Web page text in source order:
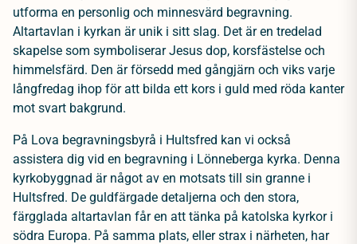
utforma en personlig och minnesvärd begravning.
Altartavlan i kyrkan är unik i sitt slag. Det är en tredelad
skapelse som symboliserar Jesus dop, korsfästelse och
himmelsfärd. Den är försedd med gångjärn och viks varje
långfredag ihop för att bilda ett kors i guld med röda kanter
mot svart bakgrund.
På Lova begravningsbyrå i Hultsfred kan vi också
assistera dig vid en begravning i Lönneberga kyrka. Denna
kyrkobyggnad är något av en motsats till sin granne i
Hultsfred. De guldfärgade detaljerna och den stora,
färgglada altartavlan får en att tänka på katolska kyrkor i
södra Europa. På samma plats, eller strax i närheten, har